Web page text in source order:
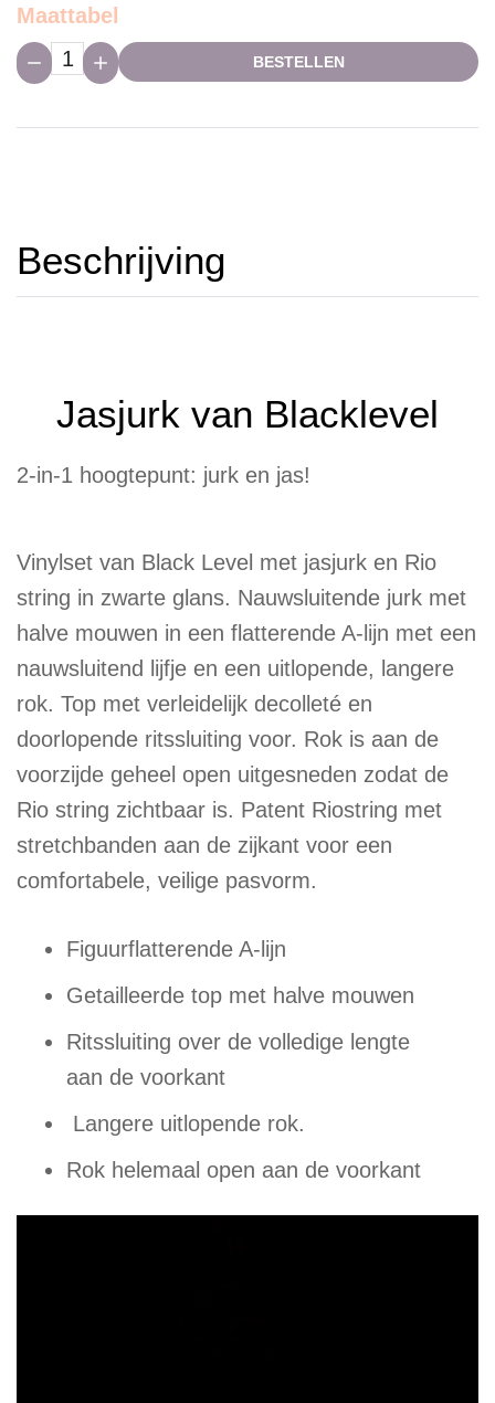
Maattabel
Hoeveelheid:
BESTELLEN
Beschrijving
Jasjurk van Blacklevel
2-in-1 hoogtepunt: jurk en jas!
Vinylset van Black Level met jasjurk en Rio
string in zwarte glans. Nauwsluitende jurk met
halve mouwen in een flatterende A-lijn met een
nauwsluitend lijfje en een uitlopende, langere
rok. Top met verleidelijk decolleté en
doorlopende ritssluiting voor. Rok is aan de
voorzijde geheel open uitgesneden zodat de
Rio string zichtbaar is. Patent Riostring met
stretchbanden aan de zijkant voor een
comfortabele, veilige pasvorm.
Figuurflatterende A-lijn
Getailleerde top met halve mouwen
Ritssluiting over de volledige lengte
aan de voorkant
Langere uitlopende rok.
Rok helemaal open aan de voorkant